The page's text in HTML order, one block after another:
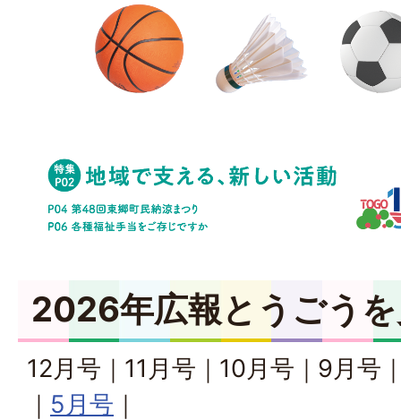
2026年広報とうごう
12月号｜11月号｜10月号｜9月号
｜ 5月号 ｜